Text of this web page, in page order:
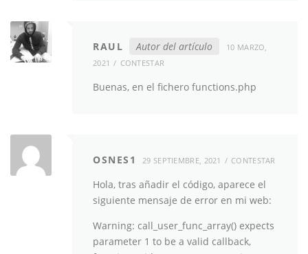
RAUL Autor del artículo
10 MARZO,
2021
CONTESTAR
Buenas, en el fichero functions.php
OSNES1 29 SEPTIEMBRE, 2021 CONTESTAR
Hola, tras añadir el código, aparece el
siguiente mensaje de error en mi web:
Warning: call_user_func_array() expects
parameter 1 to be a valid callback,